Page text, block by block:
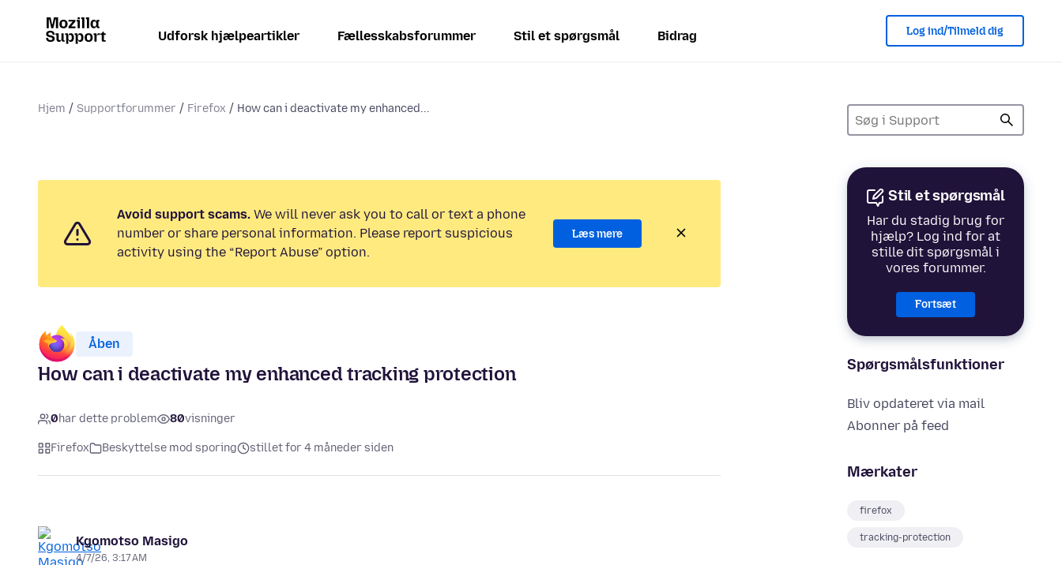
Udforsk hjælpeartikler Fællesskabsforummer Stil et spørgsmål Bidrag Log ind/Tilmeld dig
Hjem Supportforummer Firefox How can i deactivate my enhanced...
Stil et spørgsmål
Har du stadig brug for
hjælp? Log ind for at
stille dit spørgsmål i
vores forummer.
Fortsæt
Spørgsmålsfunktioner
Bliv opdateret via mail
Abonner på feed
Mærkater
firefox
tracking-protection
Avoid support scams. We will never ask you to call or text a phone
number or share personal information. Please report suspicious
activity using the “Report Abuse” option.
Læs mere
Åben
How can i deactivate my enhanced tracking protection
0har dette problem 80visninger
Firefox Beskyttelse mod sporing stillet for 4 måneder siden
Kgomotso Masigo
4/7/26, 3:17 AM